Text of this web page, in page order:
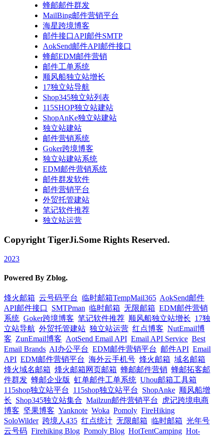
蜂邮邮件群发
MailBing邮件营销平台
海星跨境博客
邮件接口API邮件SMTP
AokSend邮件API邮件接口
蜂邮EDM邮件营销
邮件工单系统
顺风船独立站增长
17独立站导航
Shop345独立站列表
115SHOP独立站建站
ShopAnKe独立站建站
独立站建站
邮件营销系统
Goker跨境博客
独立站建站系统
EDM邮件营销系统
邮件群发软件
邮件营销平台
外贸托管建站
笔记软件推荐
独立站运营
Copyright TigerJi.Some Rights Reserved.
2023
Powered By Zblog.
烽火邮箱 云号码平台 临时邮箱TempMail365 AokSend邮件
API邮件接口
SMTPman 临时邮箱 无限邮箱 EDM邮件营销
系统 Goker跨境博客 笔记软件推荐 顺风船独立站增长 17独
立站导航 外贸托管建站 独立站运营 红点博客 NutEmail博
客 ZunEmail博客 AotSend Email API Email API Service Best
Email Brands AI办公平台 EDM邮件营销平台 邮件API Email
API EDM邮件营销平台 海外云手机号 烽火邮箱 域名邮箱
烽火域名邮箱 烽火邮箱网页邮箱 蜂邮邮件营销 蜂邮拓客邮
件群发 蜂邮企业版 虹单邮件工单系统 Uhou邮箱工具箱
115shop独立站平台
115shop独立站平台 ShopAnke 顺风船增
长 Shop345独立站集合 Mailzun邮件营销平台
虎记跨境电商
博客 坚果博客 Yanknote Woka Pomoly FireHiking
SoloWilder 跨境人435 红点统计 无限邮箱 临时邮箱 光年号
云号码 Firehiking Blog Pomoly Blog HotTentCamping Hot-